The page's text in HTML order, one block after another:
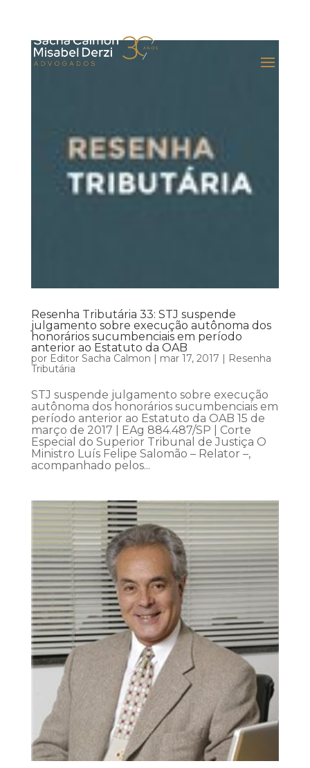
Resenha Tributária 33: STJ suspende
julgamento sobre execução autônoma dos
honorários sucumbenciais em período
anterior ao Estatuto da OAB
por Editor Sacha Calmon mar 17, 2017
Resenha
Tributária
STJ suspende julgamento sobre execução
autônoma dos honorários sucumbenciais em
período anterior ao Estatuto da OAB 15 de
março de 2017 | EAg 884.487/SP | Corte
Especial do Superior Tribunal de Justiça O
Ministro Luís Felipe Salomão – Relator –,
acompanhado pelos...